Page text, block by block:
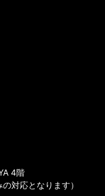
4階
対応となります）